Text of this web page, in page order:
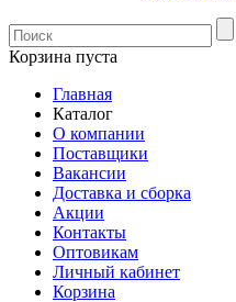
Корзина пуста
Главная
Каталог
О компании
Поставщики
Вакансии
Доставка и сборка
Акции
Контакты
Оптовикам
Личный кабинет
Корзина